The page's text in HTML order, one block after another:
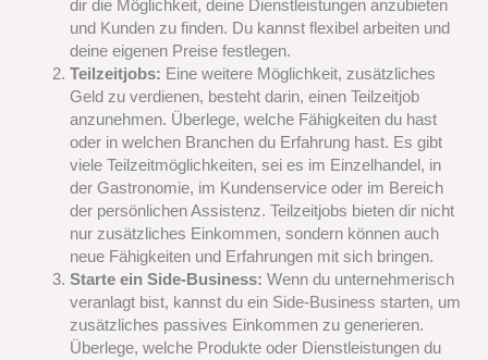
dir die Möglichkeit, deine Dienstleistungen anzubieten
und Kunden zu finden. Du kannst flexibel arbeiten und
deine eigenen Preise festlegen.
Teilzeitjobs: Eine weitere Möglichkeit, zusätzliches
Geld zu verdienen, besteht darin, einen Teilzeitjob
anzunehmen. Überlege, welche Fähigkeiten du hast
oder in welchen Branchen du Erfahrung hast. Es gibt
viele Teilzeitmöglichkeiten, sei es im Einzelhandel, in
der Gastronomie, im Kundenservice oder im Bereich
der persönlichen Assistenz. Teilzeitjobs bieten dir nicht
nur zusätzliches Einkommen, sondern können auch
neue Fähigkeiten und Erfahrungen mit sich bringen.
Starte ein Side-Business: Wenn du unternehmerisch
veranlagt bist, kannst du ein Side-Business starten, um
zusätzliches passives Einkommen zu generieren.
Überlege, welche Produkte oder Dienstleistungen du